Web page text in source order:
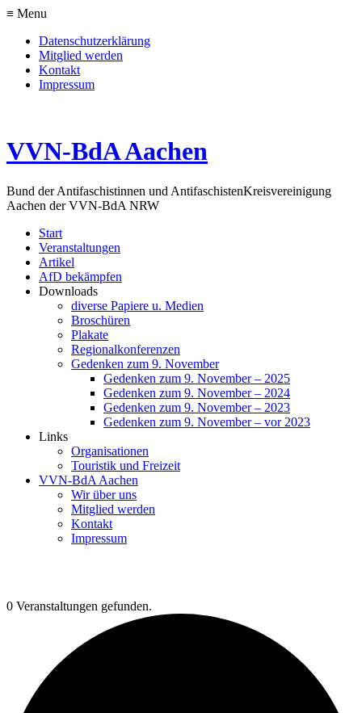
≡ Menu
Datenschutzerklärung
Mitglied werden
Kontakt
Impressum
VVN-BdA Aachen
Bund der Antifaschistinnen und AntifaschistenKreisvereinigung
Aachen der VVN-BdA NRW
Start
Veranstaltungen
Artikel
AfD bekämpfen
Downloads
diverse Papiere u. Medien
Broschüren
Plakate
Regionalkonferenzen
Gedenken zum 9. November
Gedenken zum 9. November – 2025
Gedenken zum 9. November – 2024
Gedenken zum 9. November – 2023
Gedenken zum 9. November – vor 2023
Links
Organisationen
Touristik und Freizeit
VVN-BdA Aachen
Wir über uns
Mitglied werden
Kontakt
Impressum
0 Veranstaltungen gefunden.